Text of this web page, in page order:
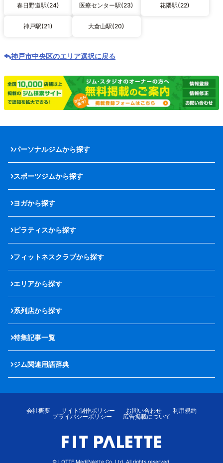
春日野道駅(24) 医療センター駅(23) 花隈駅(22)
神戸駅(21) 大倉山駅(20)
神戸市中央区のエリア選択に戻る
パーソナルジムから探す
スポーツジムから探す
ヨガから探す
ピラティスから探す
フィットネスクラブから探す
エリアから探す
系列店から探す
特集記事一覧
ジム関連用語辞典
会社概要 サイト制作ポリシー お問い合わせ
利用規約
プライバシーポリシー
広告掲載について
© LOTTE MediPalette Co.,Ltd. All rights reserved.